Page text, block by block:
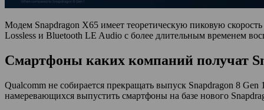
Модем Snapdragon X65 имеет теоретическую пиковую
Lossless и Bluetooth LE Audio с более длительным временем
Смартфоны каких компаний получат
Qualcomm не собирается прекращать выпуск Snapdragon 8
намеревающихся выпустить смартфоны на базе нового